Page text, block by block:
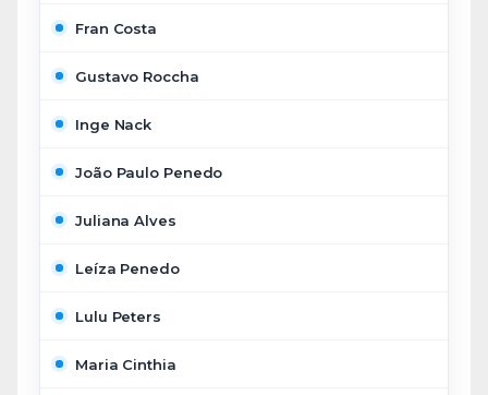
Fran Costa
Gustavo Roccha
Inge Nack
João Paulo Penedo
Juliana Alves
Leíza Penedo
Lulu Peters
Maria Cinthia